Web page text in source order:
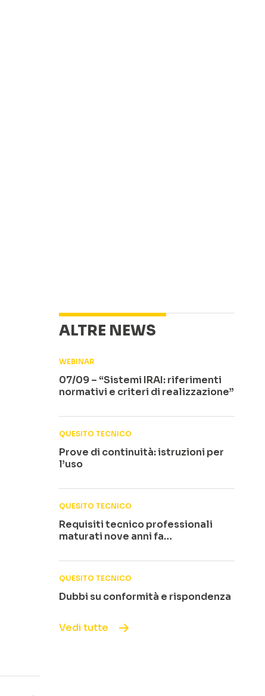
ALTRE NEWS
WEBINAR
07/09 – “Sistemi IRAI: riferimenti
normativi e criteri di realizzazione”
QUESITO TECNICO
Prove di continuità: istruzioni per
l’uso
QUESITO TECNICO
Requisiti tecnico professionali
maturati nove anni fa…
QUESITO TECNICO
Dubbi su conformità e rispondenza
Vedi tutte